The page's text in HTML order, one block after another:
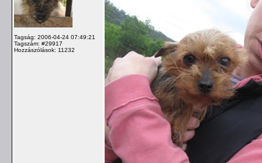
Tagság: 2006-04-24 07:49:21
Tagszám: #29917
Hozzászólások: 11232